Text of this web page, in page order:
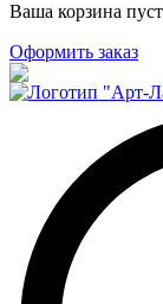
Ваша корзина
Оформить заказ